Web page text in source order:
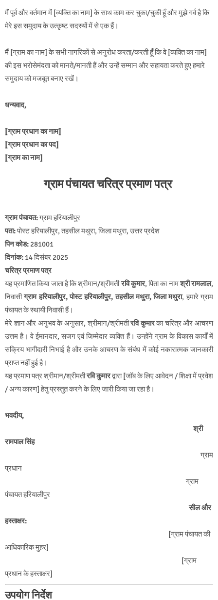
मैं पूर्व और वर्तमान में [व्यक्ति का नाम] के साथ काम कर चुका/चुकी हूँ और मुझे गर्व है कि
मेरे इस समुदाय के उत्कृष्ट सदस्यों में से एक हैं।
मैं [ग्राम का नाम] के सभी नागरिकों से अनुरोध करता/करती हूँ कि वे [व्यक्ति का नाम]
की इस भरोसेमंदता को मानते/मानती हैं और उन्हें सम्मान और सहायता करते हुए हमारे
समुदाय को मजबूत बनाए रखें।
धन्यवाद,
[ग्राम प्रधान का नाम]
[ग्राम प्रधान का पद]
[ग्राम का नाम]
ग्राम पंचायत चरित्र प्रमाण पत्र
ग्राम पंचायत:ग्राम हरियालीपुर
पता:पोस्ट हरियालीपुर, तहसील मथुरा, जिला मथुरा, उत्तर प्रदेश
पिन कोड: 281001
दिनांक: 14 दिसंबर 2025
चरित्र प्रमाण पत्र
यह प्रमाणित किया जाता है कि श्रीमान/श्रीमतीरवि कुमार, पिता का नामश्री रामलाल,
निवासीग्राम हरियालीपुर, पोस्ट हरियालीपुर, तहसील मथुरा, जिला मथुरा, हमारे ग्राम
पंचायत के स्थायी निवासी हैं।
मेरे ज्ञान और अनुभव के अनुसार, श्रीमान/श्रीमतीरवि कुमारका चरित्र और आचरण
उत्तम है। वे ईमानदार, सजग एवं जिम्मेदार व्यक्ति हैं। उन्होंने ग्राम के विकास कार्यों में
सक्रिय भागीदारी निभाई है और उनके आचरण के संबंध में कोई नकारात्मक जानकारी
प्राप्त नहीं हुई है।
यह प्रमाण पत्र श्रीमान/श्रीमतीरवि कुमारद्वारा [जॉब के लिए आवेदन / शिक्षा में प्रवेश
/ अन्य कारण] हेतु प्रस्तुत करने के लिए जारी किया जा रहा है।
भवदीय,
श्री
रामपाल सिंह
ग्राम
प्रधान
ग्राम
पंचायत हरियालीपुर
सील और
हस्ताक्षर:
[ग्राम पंचायत की
आधिकारिक मुहर]
[ग्राम
प्रधान के हस्ताक्षर]
उपयोग निर्देश